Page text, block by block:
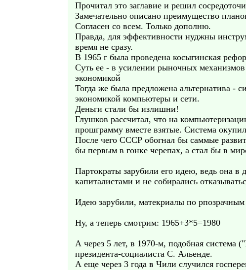
Прочитал это заглавие и решил
Замечательно описано преимущество
Согласен со всем. Только дополню.
Правда, для эффективности нуджны
время не сразу.
В 1965 г была проведена косыгинская
Суть ее - в усилении рыночных механизмов
экономикой
Тогда же была предложена альтернатива -
экономикой компьютеры и сети.
Деньги стали бы излишни!
Глушков рассчитал, что на
прошграмму вместе взятые. Система
После чего СССР обогнал бы саммые
бы первым в гонке черепах, а стал бы в
Партократы зарубили его идею, ведь она в
капиталистами и не собирались
Идею зарубили, матекриалы по
Ну, а теперь смотрим: 1965+3*5=1980
А через 5 лет, в 1970-м, подобная система
президента-социалиста С. Альенде.
А еще через 3 года в Чили случился